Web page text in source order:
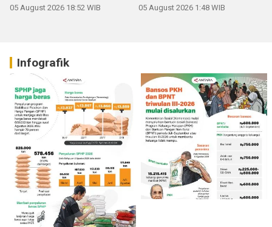
05 August 2026 18:52 WIB 05 August 2026 1:48 WIB
Infografik